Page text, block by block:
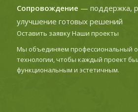
Сопровождение — поддержка,
улучшение готовых решений
Оставить заявкуНаши проекты
Мы объединяем профессиональный
технологии, чтобы каждый проект
функциональным и эстетичным.